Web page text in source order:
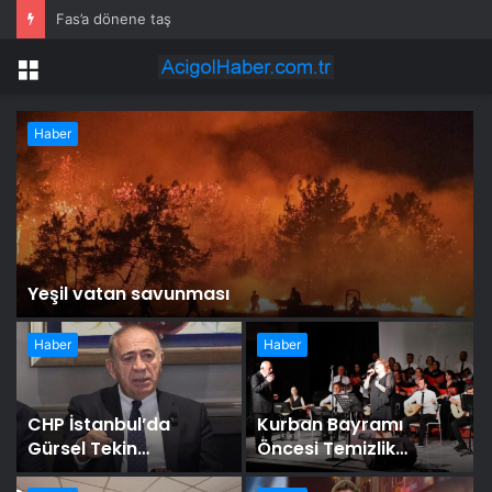
Fas’a dönene taş
Menu
Haber
Yeşil vatan savunması
Haber
CHP İstanbul’da
Gürsel Tekin
bilmecesi: Görevden
Haber
Kurban Bayramı
Öncesi Temizlik
Çalışmaları